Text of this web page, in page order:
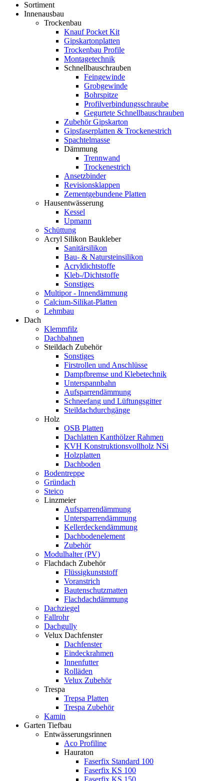
Sortiment
Innenausbau
Trockenbau
Knauf Pocket Kit
Gipskartonplatten
Trockenbau Profile
Montagetechnik
Schnellbauschrauben
Feingewinde
Grobgewinde
Bohrspitze
Profilverbindungsschraube
Gegurtete Schnellbauschrauben
Zubehör Gipskarton
Gipsfaserplatten & Trockenestrich
Spachtelmasse
Dämmung
Trennwand
Trockenestrich
Ansetzbinder
Revisionsklappen
Zementgebundene Platten
Hausentwässerung
Kessel
Upmann
Schüttung
Acryl Silikon Baukleber
Sanitärsilikon
Bau- & Natursteinsilikon
Acryldichtstoffe
Kleb-/Dichtstoffe
Sonstiges
Multipor - Innendämmung
Calcium-Silikat-Platten
Lehmbau
Dach
Klemmfilz
Dachbahnen
Steildach Zubehör
Sonstiges
Firstrollen und Anschlüsse
Dampfbremse und Klebetechnik
Unterspannbahn
Aufsparrendämmung
Schneefang und Lüftungsgitter
Steildachdurchgänge
Holz
OSB Platten
Dachlatten Kanthölzer Rahmen
KVH Konstruktionsvollholz NSi
Holzplatten
Dachboden
Bodentreppe
Gründach
Steico
Linzmeier
Aufsparrendämmung
Untersparrendämmung
Kellerdeckendämmung
Dachbodenelement
Zubehör
Modulhalter (PV)
Flachdach Zubehör
Flüssigkunststoff
Voranstrich
Bautenschutzmatten
Flachdachdämmung
Dachziegel
Fallrohr
Dachgully
Velux Dachfenster
Dachfenster
Eindeckrahmen
Innenfutter
Rolläden
Velux Zubehör
Trespa
Trepsa Platten
Trespa Zubehör
Kamin
Garten Tiefbau
Entwässerungsrinnen
Aco Profiline
Hauraton
Faserfix Standard 100
Faserfix KS 100
Faserfix KS 150